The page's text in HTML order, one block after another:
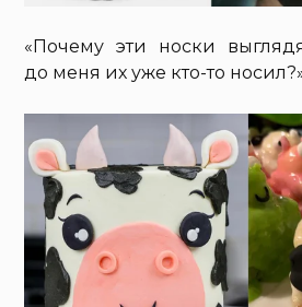
«Почему эти носки
до меня их уже кто-то